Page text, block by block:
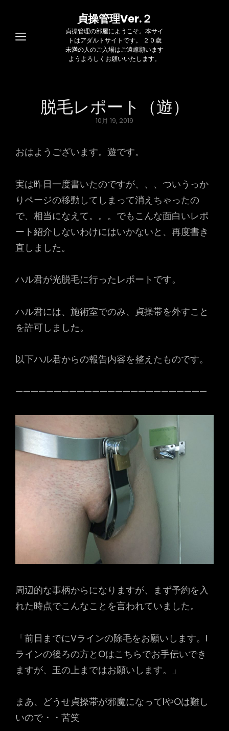
貞操管理Ver.２
貞操管理の部屋にようこそ。本サイ
トはアダルトサイトです。 ２０歳
未満の人のご入場はご遠慮願います
ようよろしくお願いいたします。
脱毛レポート（遊）
Posted
10月 19, 2019
おはようございます。遊です。
実は昨日一度書いたのですが、、、ついうっか
りページの移動してしまって消えちゃったの
で、相当になえて。。。でもこんな面白いレポ
ート紹介しないわけにはいかないと、再度書き
直しました。
ハル君が光脱毛に行ったレポートです。
ハル君には、施術室でのみ、貞操帯を外すこと
を許可しました。
以下ハル君からの報告内容を整えたものです。
—————————————————————————
周辺的な事柄からになりますが、まず予約を入
れた時点でこんなことを言われていました。
「前日までにVラインの除毛をお願いします。I
ラインの後ろの方とOはこちらでお手伝いでき
ますが、玉の上まではお願いします。」
まあ、どうせ貞操帯が邪魔になってIやOは難し
いので・・苦笑